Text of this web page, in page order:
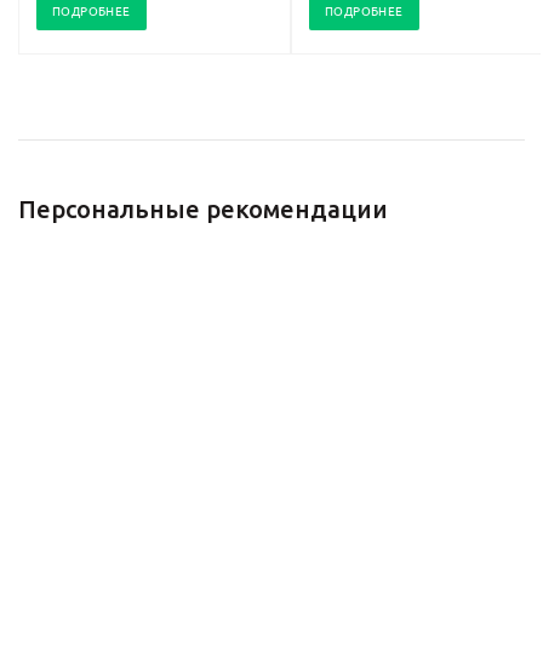
ПОДРОБНЕЕ ПОДРОБНЕЕ
Персональные рекомендации